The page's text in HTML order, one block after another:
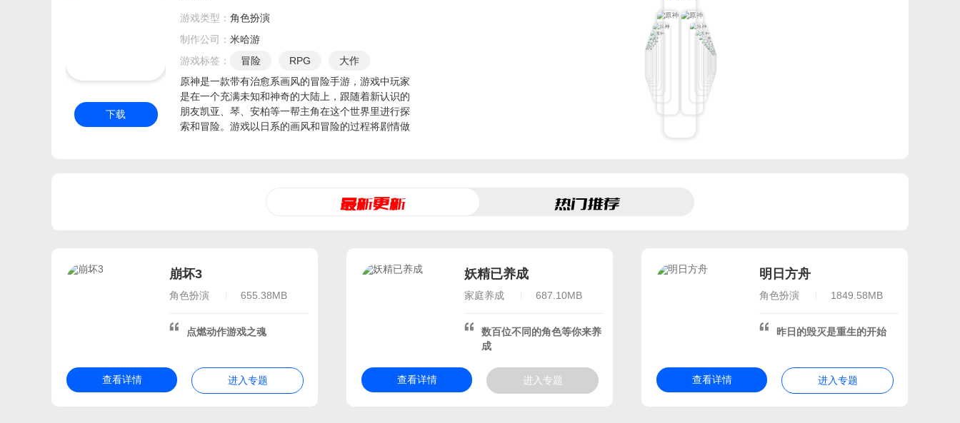
下载
游戏类型： 角色扮演
制作公司： 米哈游
游戏标签：
冒险 RPG
大作
精美立绘
类似原神
米哈游
2026年过审
类似万灵启源
开放式冒险
2026年值得期待
十大高分手游
手游排行榜2026前十名最新
最受欢迎的人气手游排行榜2026年
高画质超清晰
原神是一款带有治愈系画风的冒险手游，游戏中玩家
是在一个充满未知和神奇的大陆上，跟随着新认识的
朋友凯亚、琴、安柏等一帮主角在这个世界里进行探
索和冒险。游戏以日系的画风和冒险的过程将剧情做
最新更新 热门推荐
崩坏3
角色扮演 655.38MB
点燃动作游戏之魂
查看详情 进入专题
妖精已养成
家庭养成 687.10MB
数百位不同的角色等你来养
成
查看详情 进入专题
明日方舟
角色扮演 1849.58MB
昨日的毁灭是重生的开始
查看详情 进入专题